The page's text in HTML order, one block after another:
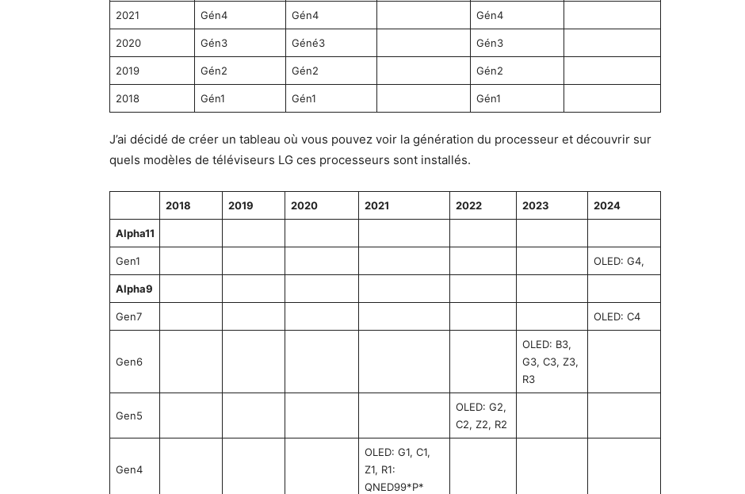
2021 Gén4 Gén4 Gén4
2020 Gén3 Géné3 Gén3
2019 Gén2 Gén2 Gén2
2018 Gén1 Gén1 Gén1
J’ai décidé de créer un tableau où vous pouvez voir la génération du processeur et découvrir sur
quels modèles de téléviseurs LG ces processeurs sont installés.
2018 2019 2020 2021 2022 2023 2024
Alpha11
Gen1 OLED: G4,
Alpha9
Gen7 OLED: C4
Gen6
OLED: B3,
G3, C3, Z3,
R3
Gen5
OLED: G2,
C2, Z2, R2
Gen4
OLED: G1, C1,
Z1, R1:
QNED99*P*